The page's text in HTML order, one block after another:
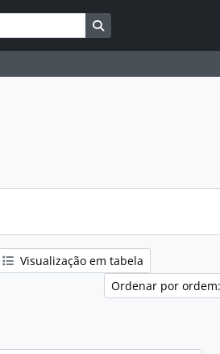
Busque na página de
Visualização em tabela
Ordenar por